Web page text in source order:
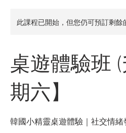
此課程已開始，但您仍可預訂剩餘
桌遊體驗班 (
期六】
韓國小精靈桌遊體驗｜社交情緒